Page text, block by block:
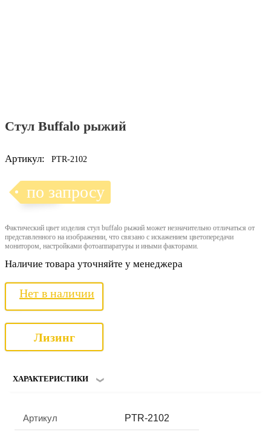
Стул Buffalo рыжий
Артикул: PTR-2102
по запросу
Фактический цвет изделия стул buffalo рыжий может незначительно отличаться от
представленного на изображении, что связано с искажением цветопередачи
монитором, настройками фотоаппаратуры и иными факторами.
Наличие товара уточняйте у менеджера
Нет в наличии
Лизинг
ХАРАКТЕРИСТИКИ
Артикул PTR-2102